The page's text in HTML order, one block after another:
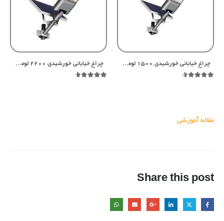
چراغ خیابانی خورشیدی ۱۵۰۰ لومن لنزدار سری سولار چراغ خیابانی خورشیدی ۲۲۰۰ لومن لنزدار سری سولار
مقاله آموزشی
Share this post